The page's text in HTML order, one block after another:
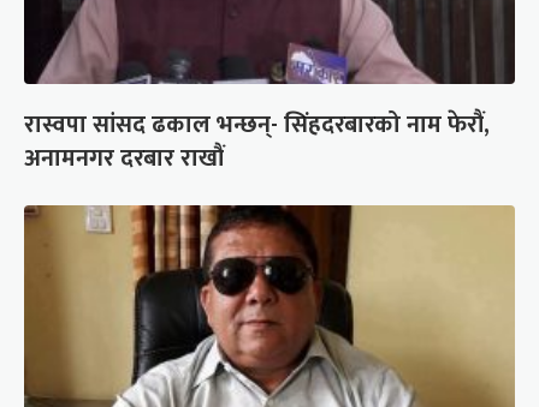
रास्वपा सांसद ढकाल भन्छन्- सिंहदरबारको नाम फेरौं,
अनामनगर दरबार राखौं